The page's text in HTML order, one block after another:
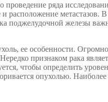
ряда
расположение
поджелудочной железы
ее особенности.
признаком рака
чтобы определить
опухолью.